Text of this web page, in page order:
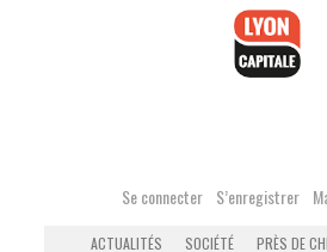
Se connecter S’enregistrer
ACTUALITÉS SOCIÉTÉ PRÈS DE